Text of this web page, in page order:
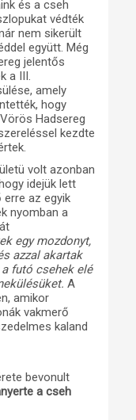
és a cseh
védték
nem sikerült
együtt. Még
jelentős
a III.
amely
hogy
Hadsereg
kezdte
volt azonban
idejük lett
erre az egyik
nyomban a
egy mozdonyt,
azzal akartak
futó csehek elé
A
amikor
vakmerő
kaland
bevonult
a cseh